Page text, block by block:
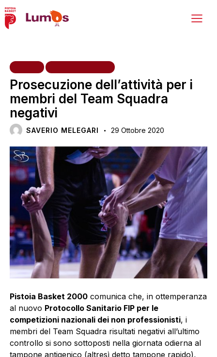
Prosecuzione dell’attività per i
membri del Team Squadra
negativi
SAVERIO MELEGARI 29 Ottobre 2020
Pistoia Basket 2000 comunica che, in ottemperanza
al nuovo Protocollo Sanitario FIP per le
competizioni nazionali dei non professionisti, i
membri del Team Squadra risultati negativi all’ultimo
controllo si sono sottoposti nella giornata odierna al
tampone antigenico (altresì detto tampone rapido),